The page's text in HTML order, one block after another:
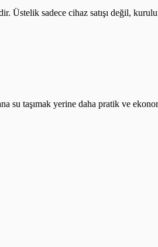
Üstelik sadece cihaz satışı değil,
su taşımak yerine daha pratik ve